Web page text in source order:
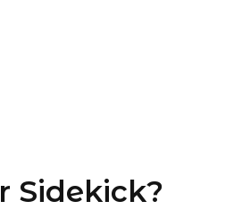
Sidekick?